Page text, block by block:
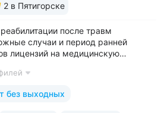
2 в Пятигорске
после травм
случаи и период ранней
лицензий на медицинскую
на колясках: в номерах,
• Расположен...
без выходных